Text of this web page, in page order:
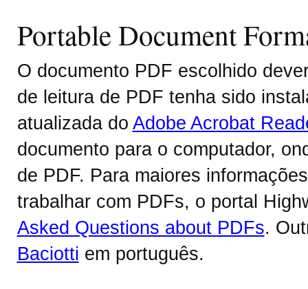
Portable Document
O documento PDF escolhido
de leitura de PDF tenha sido
atualizada do Adobe Acrobat
documento para o computador,
de PDF. Para maiores
trabalhar com PDFs, o portal
Asked Questions about PDFs.
Baciotti em português.